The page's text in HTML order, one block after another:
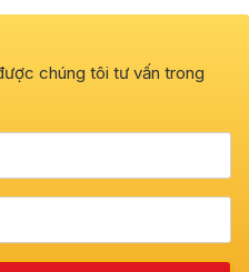
chúng tôi tư vấn trong